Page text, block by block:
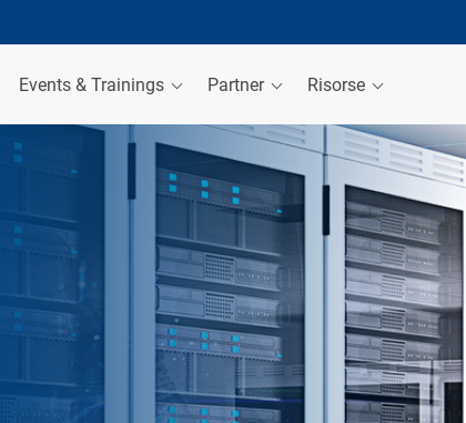
Events & Trainings Partner Risorse